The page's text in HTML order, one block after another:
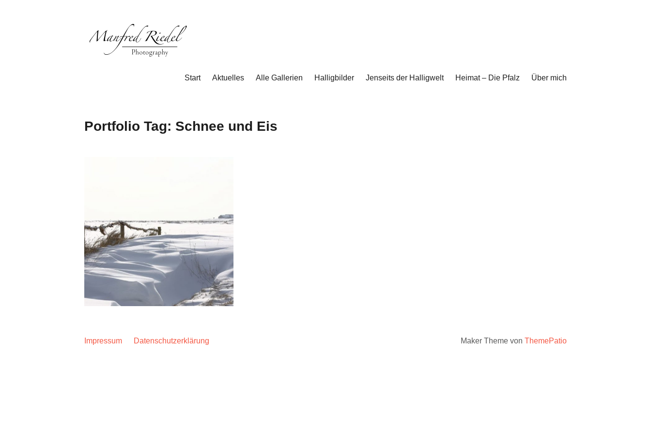
springen
Start Aktuelles Alle Gallerien Halligbilder Jenseits der Halligwelt Heimat – Die Pfalz Über mich
Portfolio Tag: Schnee und Eis
Impressum Datenschutzerklärung Maker Theme von ThemePatio